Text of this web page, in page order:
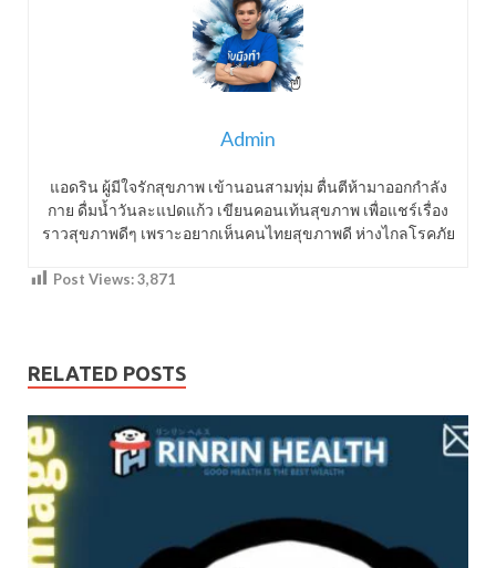
Admin
แอดริน ผู้มีใจรักสุขภาพ เข้านอนสามทุ่ม ตื่นตีห้ามาออกกำลัง
กาย ดื่มน้ำวันละแปดแก้ว เขียนคอนเท้นสุขภาพ เพื่อแชร์เรื่อง
ราวสุขภาพดีๆ เพราะอยากเห็นคนไทยสุขภาพดี ห่างไกลโรคภัย
Post Views:3,871
RELATED POSTS